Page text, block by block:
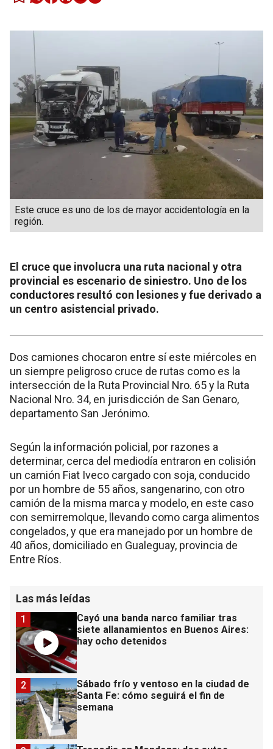
Este cruce es uno de los de mayor accidentología en la
región.
El cruce que involucra una ruta nacional y otra
provincial es escenario de siniestro. Uno de los
conductores resultó con lesiones y fue derivado a
un centro asistencial privado.
Dos camiones chocaron entre sí este miércoles en
un siempre peligroso cruce de rutas como es la
intersección de la Ruta Provincial Nro. 65 y la Ruta
Nacional Nro. 34, en jurisdicción de San Genaro,
departamento San Jerónimo.
Según la información policial, por razones a
determinar, cerca del mediodía entraron en colisión
un camión Fiat Iveco cargado con soja, conducido
por un hombre de 55 años, sangenarino, con otro
camión de la misma marca y modelo, en este caso
con semirremolque, llevando como carga alimentos
congelados, y que era manejado por un hombre de
40 años, domiciliado en Gualeguay, provincia de
Entre Ríos.
Las más leídas
Cayó una banda narco familiar tras
siete allanamientos en Buenos Aires:
hay ocho detenidos
1
Sábado frío y ventoso en la ciudad de
Santa Fe: cómo seguirá el fin de
semana
2